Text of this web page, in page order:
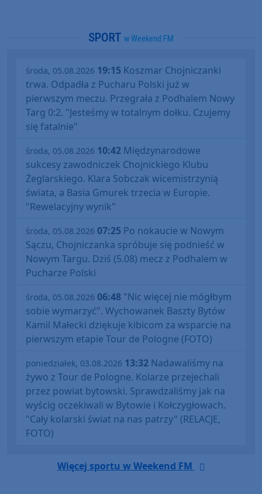
SPORT w Weekend FM
środa, 05.08.2026 19:15 Koszmar Chojniczanki
trwa. Odpadła z Pucharu Polski już w
pierwszym meczu. Przegrała z Podhalem Nowy
Targ 0:2. "Jesteśmy w totalnym dołku. Czujemy
się fatalnie"
środa, 05.08.2026 10:42 Międzynarodowe
sukcesy zawodniczek Chojnickiego Klubu
Żeglarskiego. Klara Sobczak wicemistrzynią
świata, a Basia Gmurek trzecia w Europie.
"Rewelacyjny wynik"
środa, 05.08.2026 07:25 Po nokaucie w Nowym
Sączu, Chojniczanka spróbuje się podnieść w
Nowym Targu. Dziś (5.08) mecz z Podhalem w
Pucharze Polski
środa, 05.08.2026 06:48 "Nic więcej nie mógłbym
sobie wymarzyć". Wychowanek Baszty Bytów
Kamil Małecki dziękuje kibicom za wsparcie na
pierwszym etapie Tour de Pologne (FOTO)
poniedziałek, 03.08.2026 13:32 Nadawaliśmy na
żywo z Tour de Pologne. Kolarze przejechali
przez powiat bytowski. Sprawdzaliśmy jak na
wyścig oczekiwali w Bytowie i Kołczygłowach.
"Cały kolarski świat na nas patrzy" (RELACJE,
FOTO)
Więcej sportu w Weekend FM